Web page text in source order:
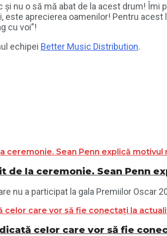
și nu o să mă abat de la acest drum!
este aprecierea oamenilor! Pentru
cu voi”!
echipei Better Music Distribution.
de la ceremonie. Sean Penn
nu a participat la gala Premiilor Oscar
celor care vor să fie